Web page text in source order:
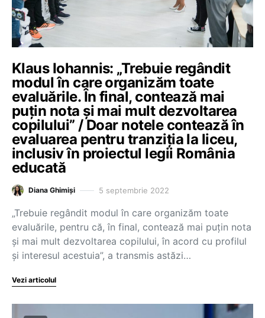
Klaus Iohannis: „Trebuie regândit
modul în care organizăm toate
evaluările. În final, contează mai
puțin nota și mai mult dezvoltarea
copilului” / Doar notele contează în
evaluarea pentru tranziția la liceu,
inclusiv în proiectul legii România
educată
Diana Ghimiși 5 septembrie 2022
„Trebuie regândit modul în care organizăm toate
evaluările, pentru că, în final, contează mai puțin nota
și mai mult dezvoltarea copilului, în acord cu profilul
și interesul acestuia”, a transmis astăzi…
Vezi articolul